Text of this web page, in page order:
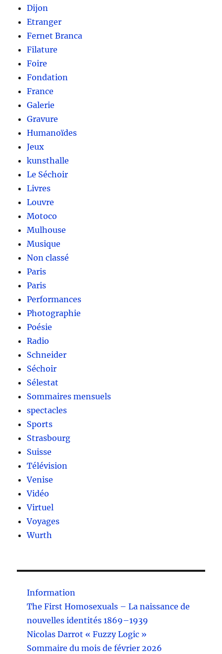
Dijon
Etranger
Fernet Branca
Filature
Foire
Fondation
France
Galerie
Gravure
Humanoïdes
Jeux
kunsthalle
Le Séchoir
Livres
Louvre
Motoco
Mulhouse
Musique
Non classé
Paris
Paris
Performances
Photographie
Poésie
Radio
Schneider
Séchoir
Sélestat
Sommaires mensuels
spectacles
Sports
Strasbourg
Suisse
Télévision
Venise
Vidéo
Virtuel
Voyages
Wurth
Information
The First Homosexuals – La naissance de
nouvelles identités 1869–1939
Nicolas Darrot « Fuzzy Logic »
Sommaire du mois de février 2026